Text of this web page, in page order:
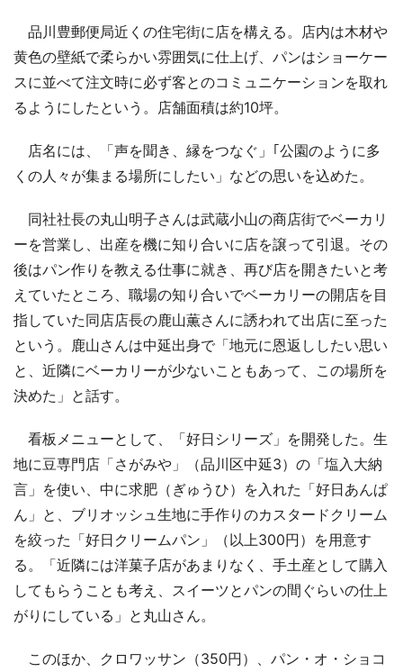
品川豊郵便局近くの住宅街に店を構える。店内は木材や
黄色の壁紙で柔らかい雰囲気に仕上げ、パンはショーケー
スに並べて注文時に必ず客とのコミュニケーションを取れ
るようにしたという。店舗面積は約10坪。
店名には、「声を聞き、縁をつなぐ」｢公園のように多
くの人々が集まる場所にしたい」などの思いを込めた。
同社社長の丸山明子さんは武蔵小山の商店街でベーカリ
ーを営業し、出産を機に知り合いに店を譲って引退。その
後はパン作りを教える仕事に就き、再び店を開きたいと考
えていたところ、職場の知り合いでベーカリーの開店を目
指していた同店店長の鹿山薫さんに誘われて出店に至った
という。鹿山さんは中延出身で「地元に恩返ししたい思い
と、近隣にベーカリーが少ないこともあって、この場所を
決めた」と話す。
看板メニューとして、「好日シリーズ」を開発した。生
地に豆専門店「さがみや」（品川区中延3）の「塩入大納
言」を使い、中に求肥（ぎゅうひ）を入れた「好日あんぱ
ん」と、ブリオッシュ生地に手作りのカスタードクリーム
を絞った「好日クリームパン」（以上300円）を用意す
る。「近隣には洋菓子店があまりなく、手土産として購入
してもらうことも考え、スイーツとパンの間ぐらいの仕上
がりにしている」と丸山さん。
このほか、クロワッサン（350円）、パン・オ・ショコ